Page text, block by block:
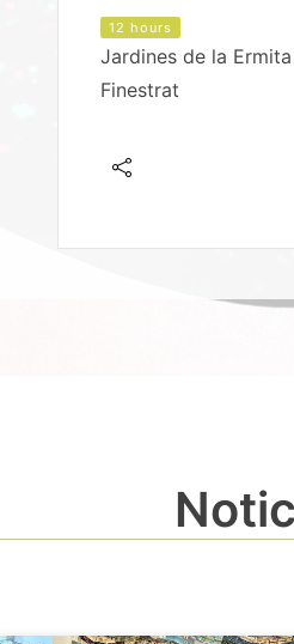
12 hours
Jardines de la Ermita
Finestrat